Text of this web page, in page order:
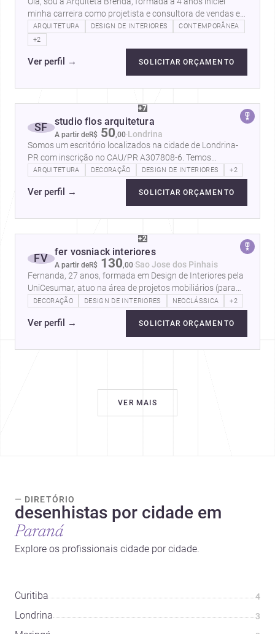
minha carreira como projetista e consultora de vendas em
uma loja de mobiliário de…
ARQUITETURA DESIGN DE INTERIORES
CONTEMPORÂNEA
+2
Ver perfil → SOLICITAR ORÇAMENTO
+7
SF studio flos arquitetura
A partir deR$ 50,00·Londrina
Somos um escritório localizados na cidade de Londrina-
PR com inscrição no CAU/PR A307808-6. Temos
experiência com acompanhamento e execução…
ARQUITETURA DECORAÇÃO DESIGN DE INTERIORES +2
Ver perfil → SOLICITAR ORÇAMENTO
+2
FV fer vosniack interiores
A partir deR$ 130,00·Sao Jose dos Pinhais
Fernanda, 27 anos, formada em Design de Interiores pela
UniCesumar, atuo na área de projetos mobiliários (para
marcenarias) há 09 anos.…
DECORAÇÃO DESIGN DE INTERIORES NEOCLÁSSICA +2
Ver perfil → SOLICITAR ORÇAMENTO
VER MAIS
— DIRETÓRIO
desenhistas por cidade em
Paraná
Explore os profissionais cidade por cidade.
Curitiba 4
Londrina 3